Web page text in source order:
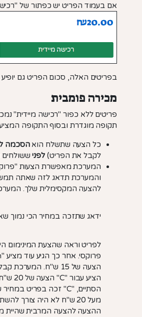
אם בעמוד הפריט יש כפתור של
בפריטים האלה, סכום הפריט גם
מכירה פומבית
פריטים ללא כפור "רכישה מיידית"
תקופה מוגדרת ובסוף התקופה
כל הצעה שתשלח הואהסכמה
לקבל את הפריט) לפני ששולחים
המערכת מאפשרת הצעות
והמערכת תדאג לזה שאתה
להצעה המקסימלית שלך.
ידאג שתזכה במחיר הכי נמוך
ההצעה להצעה המרבית שהיית